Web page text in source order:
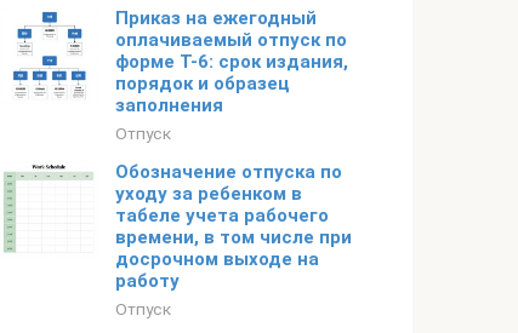
Приказ на ежегодный
оплачиваемый отпуск по
форме Т-6: срок издания,
порядок и образец
заполнения
Отпуск
Обозначение отпуска по
уходу за ребенком в
табеле учета рабочего
времени, в том числе при
досрочном выходе на
работу
Отпуск